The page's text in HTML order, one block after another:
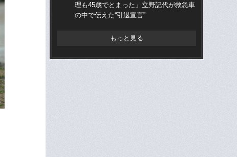
理も45歳でとまった」立野記代が救急車
の中で伝えた“引退宣言”
もっと見る